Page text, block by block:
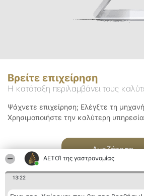
ΑΕΤΟΊ της γαστρονομίας
13:22
Βρείτε επιχείρηση
Η κατάταξη περιλαμβάνει τους
Ψάχνετε επιχείρηση; Ελέγξτε τη
Χρησιμοποιήστε την καλύτερη υπηρεσία
Αναζήτηση